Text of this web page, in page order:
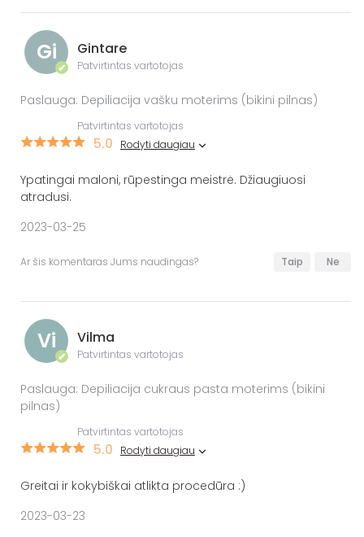
Gi
✔
Gintare
Patvirtintas vartotojas
Paslauga: Depiliacija vašku moterims (bikini pilnas)
Patvirtintas vartotojas
5.0 Rodyti daugiau
Ypatingai maloni, rūpestinga meistrė. Džiaugiuosi
atradusi.
2023-03-25
Ar šis komentaras Jums naudingas? Taip Ne
Vi
✔
Vilma
Patvirtintas vartotojas
Paslauga: Depiliacija cukraus pasta moterims (bikini
pilnas)
Patvirtintas vartotojas
5.0 Rodyti daugiau
Greitai ir kokybiškai atlikta procedūra :)
2023-03-23